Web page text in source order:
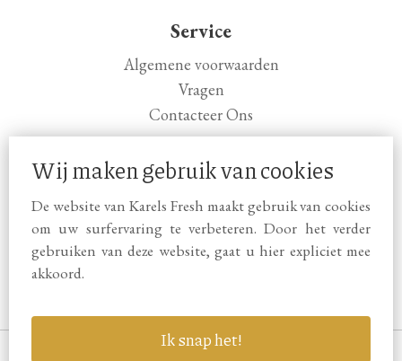
Service
Algemene voorwaarden
Vragen
Contacteer Ons
Openingsuren
Wo: 08:00 - 17:00
Vr: 08:00 - 17:00
Za: 08:00 - 17:00
Wij maken gebruik van cookies
De website van Karels Fresh maakt gebruik van cookies
om uw surfervaring te verbeteren. Door het verder
gebruiken van deze website, gaat u hier expliciet mee
akkoord.
Ik snap het!